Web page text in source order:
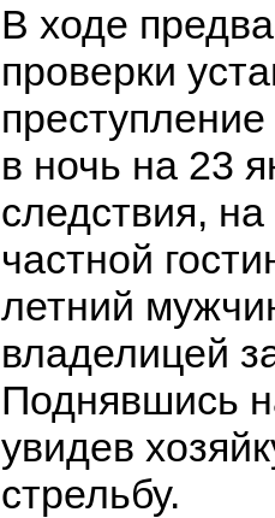
В ходе
проверки
в ночь на 23
следствия,
частной
летний
владелицей
Поднявшись
увидев
стрельбу.